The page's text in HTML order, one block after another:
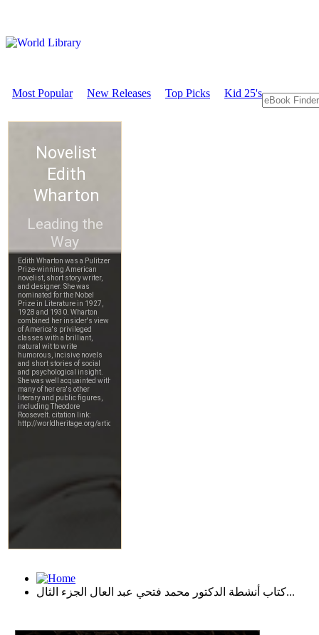
Most Popular New Releases Top Picks Kid 25's
كتاب أنشطة الدكتور محمد فتحي عبد العال الجزء الثال...